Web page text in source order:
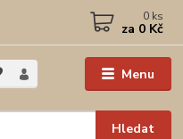
Menu
Hledat
0 ks
za 0 Kč